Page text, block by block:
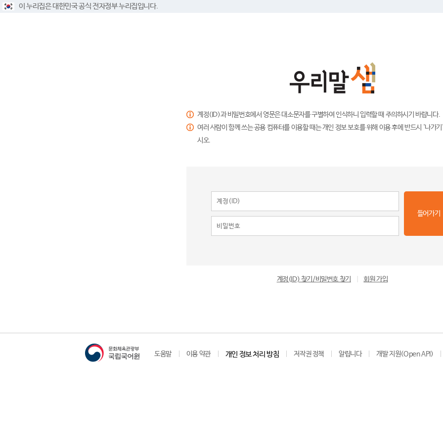
이 누리집은 대한민국 공식 전자정부 누리집입니다.
계정(ID)과 비밀번호에서 영문은 대소문자를 구별하여 인식하니 입력할 때 주의하시기 바랍니다.
여러 사람이 함께 쓰는 공용 컴퓨터를 이용할 때는 개인 정보 보호를 위해 이용 후에 반드시 '나가
시오.
들어가기
계정(ID) 찾기/비밀번호 찾기 회원 가입
도움말 이용 약관 개인 정보 처리 방침 저작권 정책 알립니다 개발 지원(Open API)